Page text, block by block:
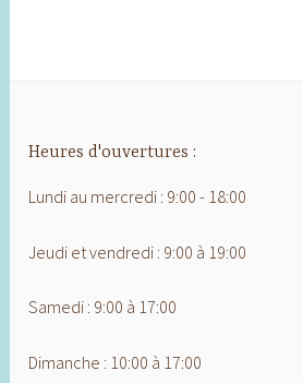
Heures d'ouvertures :
Lundi au mercredi : 9:00 - 18:00
Jeudi et vendredi : 9:00 à 19:00
Samedi : 9:00 à 17:00
Dimanche : 10:00 à 17:00